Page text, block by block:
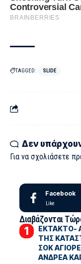
TAGGED: SLIDE
Δεν
Για να σχολιάσετε
Facebook
Like
Διαβάζονται
ΕΚΤΑΚΤΟ-
ΤΗΣ
ΣΟΚ
ΑΝΔΡΕΑ